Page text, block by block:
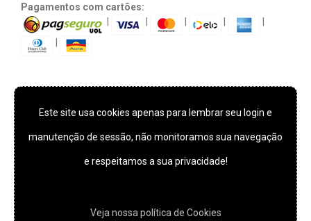
Pagamentos com cartões:
TECNOLOGIA E SEGURANÇA
respeitamos a sua privacidade!
Este site usa cookies apenas para lembrar seu login e
manutenção de sessão, não monitoramos sua navegação
e respeitamos a sua privacidade!
Veja nossa polí­tica de Cookies